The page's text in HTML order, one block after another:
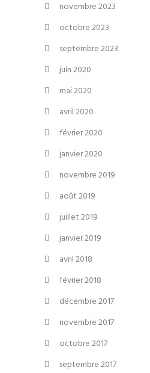
novembre 2023
octobre 2023
septembre 2023
juin 2020
mai 2020
avril 2020
février 2020
janvier 2020
novembre 2019
août 2019
juillet 2019
janvier 2019
avril 2018
février 2018
décembre 2017
novembre 2017
octobre 2017
septembre 2017